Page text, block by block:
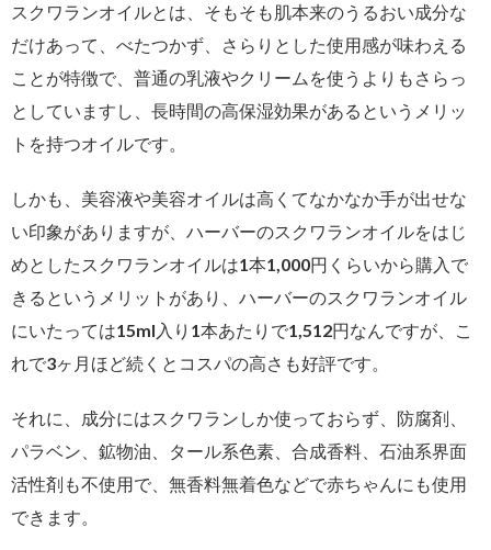
スクワランオイルとは、そもそも肌本来のうるおい成分な
だけあって、べたつかず、さらりとした使用感が味わえる
ことが特徴で、普通の乳液やクリームを使うよりもさらっ
としていますし、長時間の高保湿効果があるというメリッ
トを持つオイルです。
しかも、美容液や美容オイルは高くてなかなか手が出せな
い印象がありますが、ハーバーのスクワランオイルをはじ
めとしたスクワランオイルは1本1,000円くらいから購入で
きるというメリットがあり、ハーバーのスクワランオイル
にいたっては15ml入り1本あたりで1,512円なんですが、こ
れで3ヶ月ほど続くとコスパの高さも好評です。
それに、成分にはスクワランしか使っておらず、防腐剤、
パラベン、鉱物油、タール系色素、合成香料、石油系界面
活性剤も不使用で、無香料無着色などで赤ちゃんにも使用
できます。